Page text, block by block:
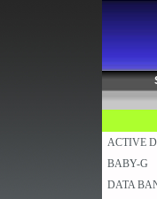
ACTIVE
BABY-G
DATA